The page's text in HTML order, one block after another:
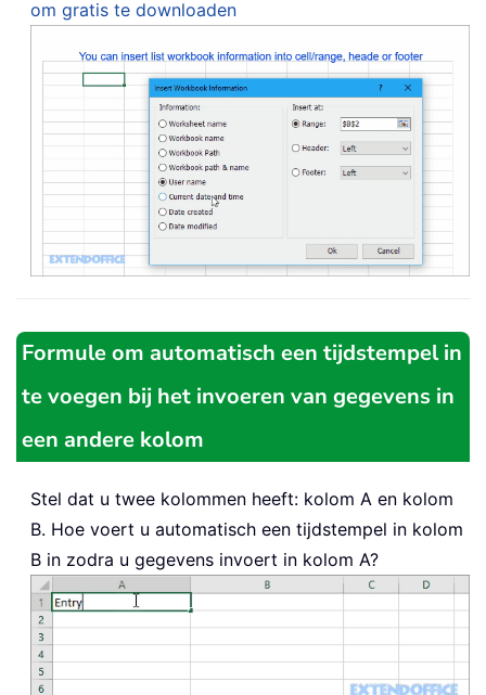
om gratis te downloaden
Formule om automatisch een tijdstempel in
te voegen bij het invoeren van gegevens in
een andere kolom
Stel dat u twee kolommen heeft: kolom A en kolom
B. Hoe voert u automatisch een tijdstempel in kolom
B in zodra u gegevens invoert in kolom A?